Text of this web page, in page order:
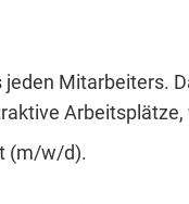
Mitarbeiters.
(m/w/d).